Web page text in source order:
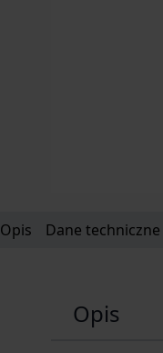
Opis Dane techniczne
Opis